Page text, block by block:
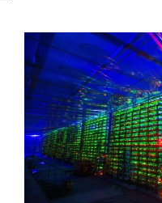
vietnamese